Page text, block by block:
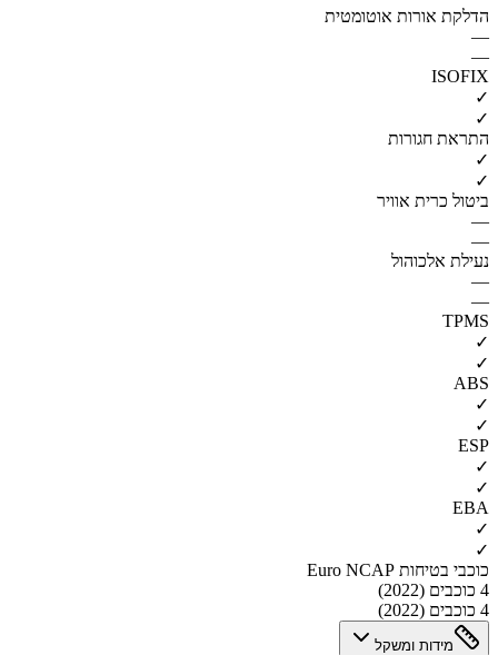
הדלקת אורות אוטומטית
—
—
ISOFIX
✓
✓
התראת חגורות
✓
✓
ביטול כרית אוויר
—
—
נעילת אלכוהול
—
—
TPMS
✓
✓
ABS
✓
✓
ESP
✓
✓
EBA
✓
✓
כוכבי בטיחות Euro NCAP
4 כוכבים (2022)
4 כוכבים (2022)
מידות ומשקל